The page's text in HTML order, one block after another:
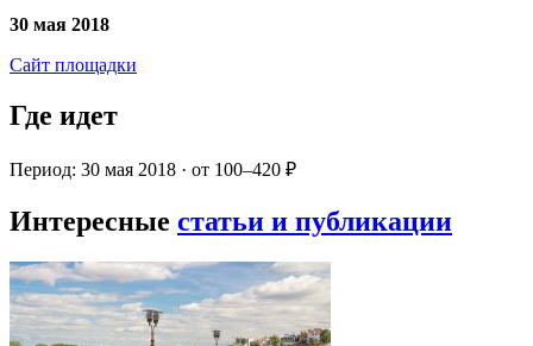
30 мая 2018
Сайт площадки
Где идет
Период: 30 мая 2018 · от 100–420 ₽
Интересные статьи и публикации